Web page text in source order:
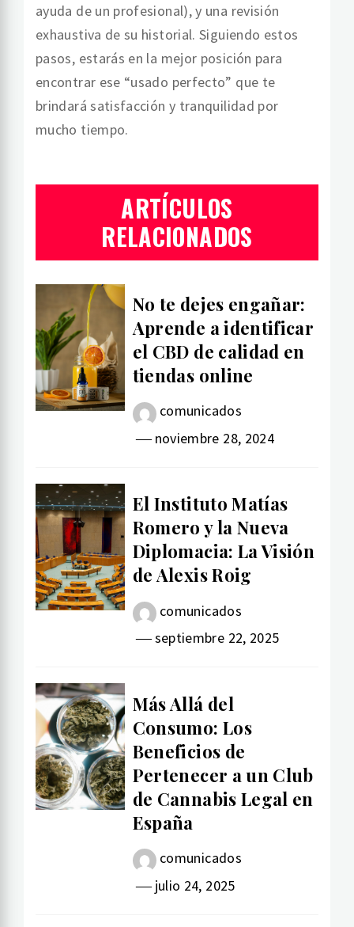
ayuda de un profesional), y una revisión
exhaustiva de su historial. Siguiendo estos
pasos, estarás en la mejor posición para
encontrar ese “usado perfecto” que te
brindará satisfacción y tranquilidad por
mucho tiempo.
ARTÍCULOS
RELACIONADOS
No te dejes engañar:
Aprende a identificar
el CBD de calidad en
tiendas online
comunicados
noviembre 28, 2024
El Instituto Matías
Romero y la Nueva
Diplomacia: La Visión
de Alexis Roig
comunicados
septiembre 22, 2025
Más Allá del
Consumo: Los
Beneficios de
Pertenecer a un Club
de Cannabis Legal en
España
comunicados
julio 24, 2025